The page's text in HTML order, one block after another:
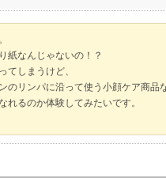
紙なんじゃないの！？
てしまうけど、
のリンパに沿って使う小顔ケア商品
れるのか体験してみたいです。